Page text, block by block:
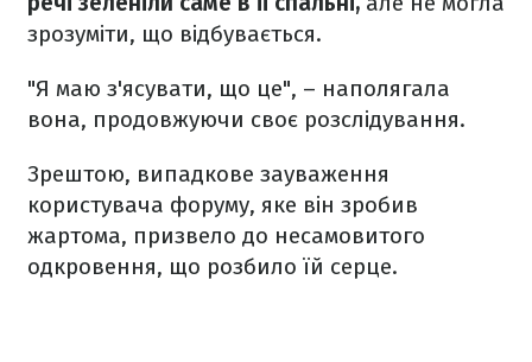
зрозуміти, що відбувається.
"Я маю з'ясувати, що це", – наполягала
вона, продовжуючи своє розслідування.
Зрештою, випадкове зауваження
користувача форуму, яке він зробив
жартома, призвело до несамовитого
одкровення, що розбило їй серце.